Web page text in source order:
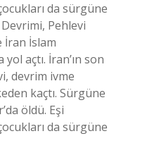
da sürgüne
Pehlevi
İran İslam
açtı. İran’ın son
devrim ivme
kaçtı. Sürgüne
öldü. Eşi
da sürgüne